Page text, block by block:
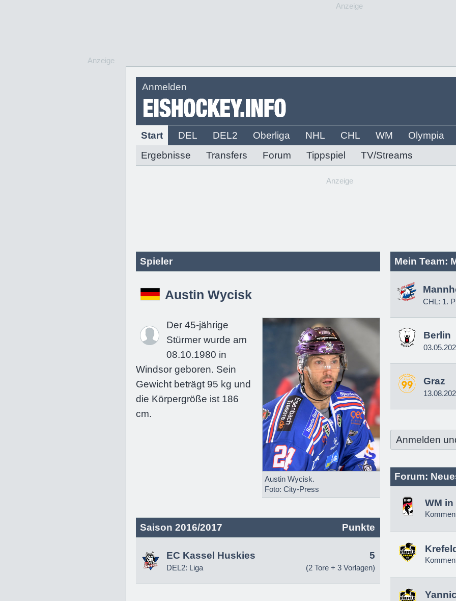
Anzeige
Anmelden
Start DEL DEL2 Oberliga NHL CHL WM
Olympia
Ergebnisse
Transfers Forum Tippspiel TV/Streams
Anzeige
Anzeige
Spieler
Austin Wycisk
Austin Wycisk.
Foto: City-Press
Der 45-jährige
Stürmer wurde am
08.10.1980 in
Windsor geboren. Sein
Gewicht beträgt 95 kg und
die Körpergröße ist 186
cm.
Saison 2016/2017 Punkte
EC Kassel Huskies
DEL2: Liga
5
(2 Tore + 3 Vorlagen)
Mein Team:
CHL: 1.
Berlin
Graz
Anmelden
Forum:
WM